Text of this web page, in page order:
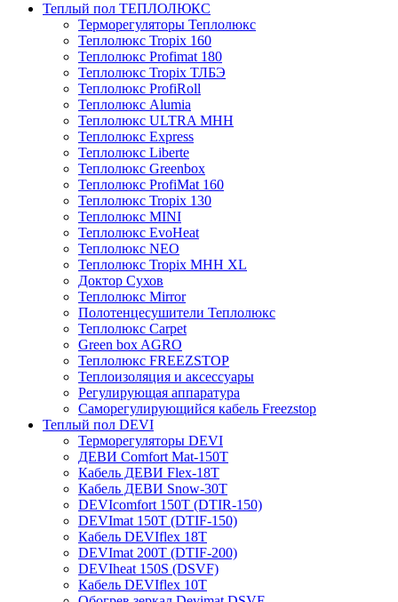
Теплый пол ТЕПЛОЛЮКС
Терморегуляторы Теплолюкс
Теплолюкс Tropix 160
Теплолюкс Profimat 180
Теплолюкс Tropix ТЛБЭ
Теплолюкс ProfiRoll
Теплолюкс Alumia
Теплолюкс ULTRA МНН
Теплолюкс Express
Теплолюкс Liberte
Теплолюкс Greenbox
Теплолюкс ProfiMat 160
Теплолюкс Tropix 130
Теплолюкс MINI
Теплолюкс EvoHeat
Теплолюкс NEO
Теплолюкс Tropix МНН XL
Доктор Сухов
Теплолюкс Mirror
Полотенцесушители Теплолюкс
Теплолюкс Carpet
Green box AGRO
Теплолюкс FREEZSTOP
Теплоизоляция и аксессуары
Регулирующая аппаратура
Cаморегулирующийся кабель Freezstop
Теплый пол DEVI
Терморегуляторы DEVI
ДЕВИ Comfort Mat-150T
Кабель ДЕВИ Flex-18T
Кабель ДЕВИ Snow-30T
DEVIcomfort 150T (DTIR-150)
DEVImat 150T (DTIF-150)
Кабель DEVIflex 18T
DEVImat 200T (DTIF-200)
DEVIheat 150S (DSVF)
Кабель DEVIflex 10T